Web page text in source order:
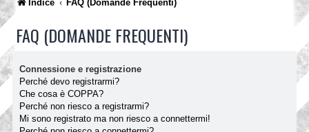
Indice FAQ (Domande Frequenti)
FAQ (DOMANDE FREQUENTI)
Connessione e registrazione
Perché devo registrarmi?
Che cosa è COPPA?
Perché non riesco a registrarmi?
Mi sono registrato ma non riesco a connettermi!